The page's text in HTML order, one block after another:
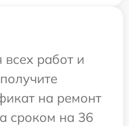
работ и
на ремонт
сроком на 36